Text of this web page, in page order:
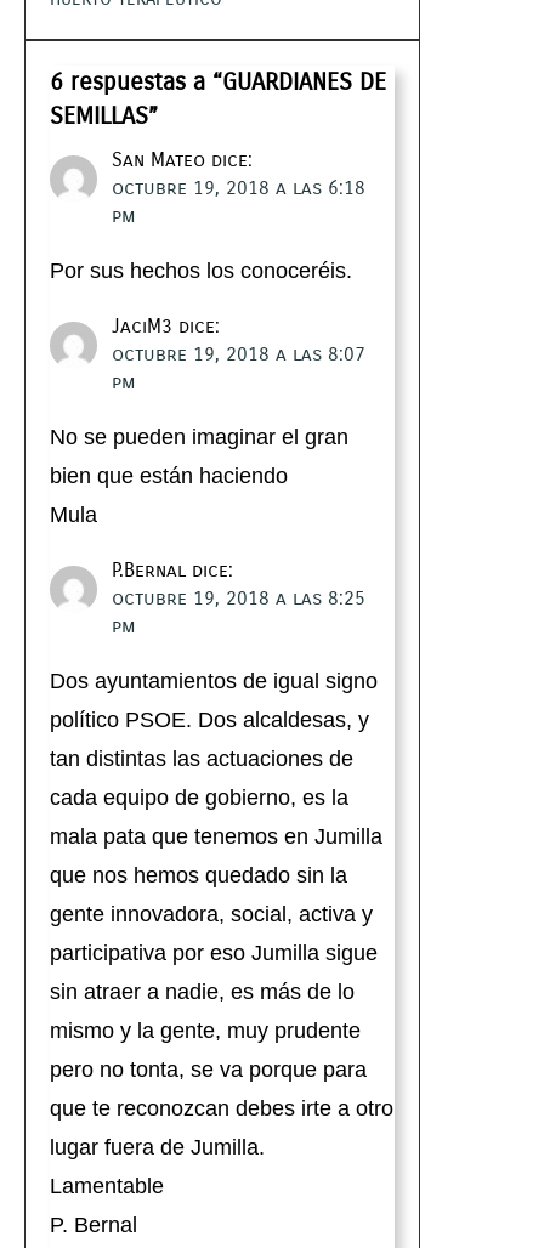
6 respuestas a “GUARDIANES DE
SEMILLAS”
San Mateo dice:
octubre 19, 2018 a las 6:18
pm
Por sus hechos los conoceréis.
JaciM3 dice:
octubre 19, 2018 a las 8:07
pm
No se pueden imaginar el gran
bien que están haciendo
Mula
P.Bernal dice:
octubre 19, 2018 a las 8:25
pm
Dos ayuntamientos de igual signo
político PSOE. Dos alcaldesas, y
tan distintas las actuaciones de
cada equipo de gobierno, es la
mala pata que tenemos en Jumilla
que nos hemos quedado sin la
gente innovadora, social, activa y
participativa por eso Jumilla sigue
sin atraer a nadie, es más de lo
mismo y la gente, muy prudente
pero no tonta, se va porque para
que te reconozcan debes irte a otro
lugar fuera de Jumilla.
Lamentable
P. Bernal